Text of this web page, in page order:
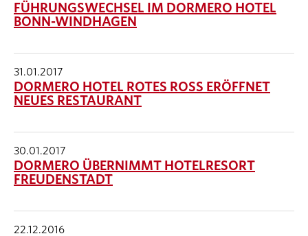
FÜHRUNGSWECHSEL IM DORMERO HOTEL
BONN-WINDHAGEN
31.01.2017
DORMERO HOTEL ROTES ROSS ERÖFFNET
NEUES RESTAURANT
30.01.2017
DORMERO ÜBERNIMMT HOTELRESORT
FREUDENSTADT
22.12.2016